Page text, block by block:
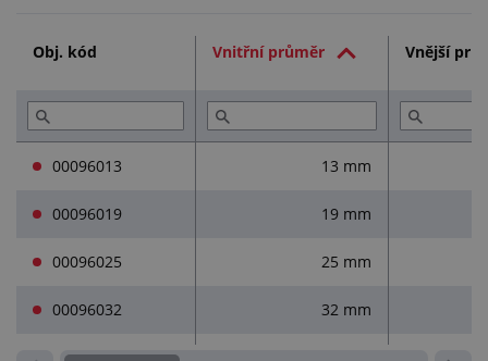
Přečtěte si (3)
Obj. kód Vnitřní průměr Vnější
00096013 13 mm
00096019 19 mm
00096025 25 mm
00096032 32 mm